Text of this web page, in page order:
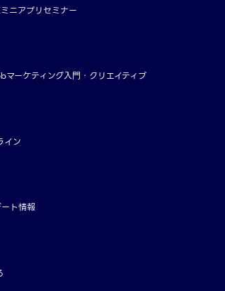
ニアプリセミナー
マーケティング入門
クリエイティブ
イン
ト情報